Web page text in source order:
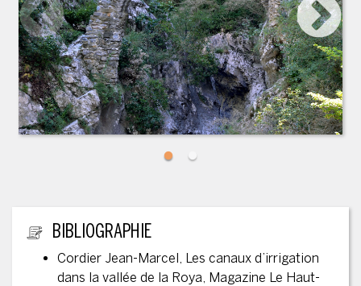
INFORMATIONS ANNEXES
BIBLIOGRAPHIE
Cordier Jean-Marcel, Les canaux d’irrigation
dans la vallée de la Roya, Magazine Le Haut-